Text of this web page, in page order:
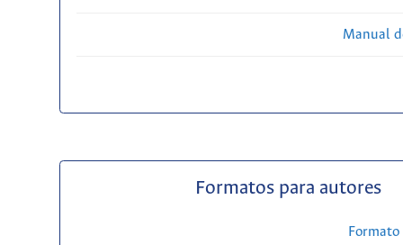
Manual
Formatos para autores